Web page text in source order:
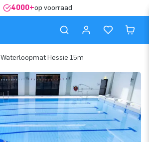
4000+op voorraad
Waterloopmat Hessie 15m